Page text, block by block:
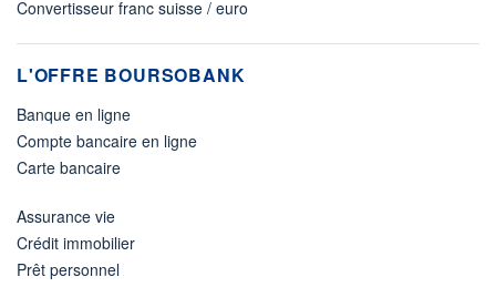
Convertisseur franc suisse / euro
L'OFFRE BOURSOBANK
Banque en ligne
Compte bancaire en ligne
Carte bancaire
Assurance vie
Crédit immobilier
Prêt personnel